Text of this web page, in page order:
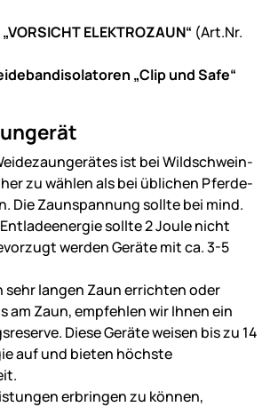
ELEKTROZAUN“ (Art.Nr.
„Clip und Safe“
ist bei Wildschwein-
zu wählen als bei üblichen Pferde-
Die Zaunspannung sollte bei mind.
sollte 2 Joule nicht
werden Geräte mit ca. 3-5
sehr langen Zaun errichten oder
am Zaun, empfehlen wir Ihnen ein
Diese Geräte weisen bis zu 14
auf und bieten höchste
erbringen zu können,